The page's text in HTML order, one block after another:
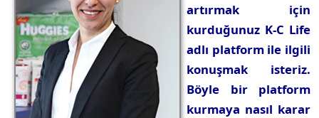
artırmak için
kurduğunuz K-C Life
adlı platform ile ilgili
konuşmak isteriz.
Böyle bir platform
kurmaya nasıl karar